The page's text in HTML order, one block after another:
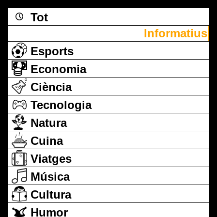
Tot
Informatius
Esports
Economia
Ciència
Tecnologia
Natura
Cuina
Viatges
Música
Cultura
Humor